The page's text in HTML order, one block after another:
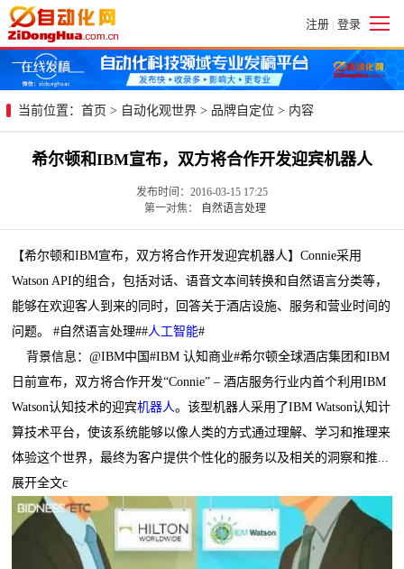
注册 | 登录
当前位置： 首页 > 自动化观世界 > 品牌自定位 > 内容
希尔顿和IBM宣布，双方将合作开发迎宾机器人
发布时间：2016-03-15 17:25
第一对焦：
自然语言处理
【希尔顿和IBM宣布，双方将合作开发迎宾机器人】Connie采用
Watson API的组合，包括对话、语音文本间转换和自然语言分类等，
能够在欢迎客人到来的同时，回答关于酒店设施、服务和营业时间的
问题。 #自然语言处理##人工智能#
背景信息：@IBM中国#IBM 认知商业#希尔顿全球酒店集团和IBM
日前宣布，双方将合作开发“Connie” – 酒店服务行业内首个利用IBM
Watson认知技术的迎宾机器人。该型机器人采用了IBM Watson认知计
算技术平台，使该系统能够以像人类的方式通过理解、学习和推理来
体验这个世界，最终为客户提供个性化的服务以及相关的洞察和推...
展开全文c